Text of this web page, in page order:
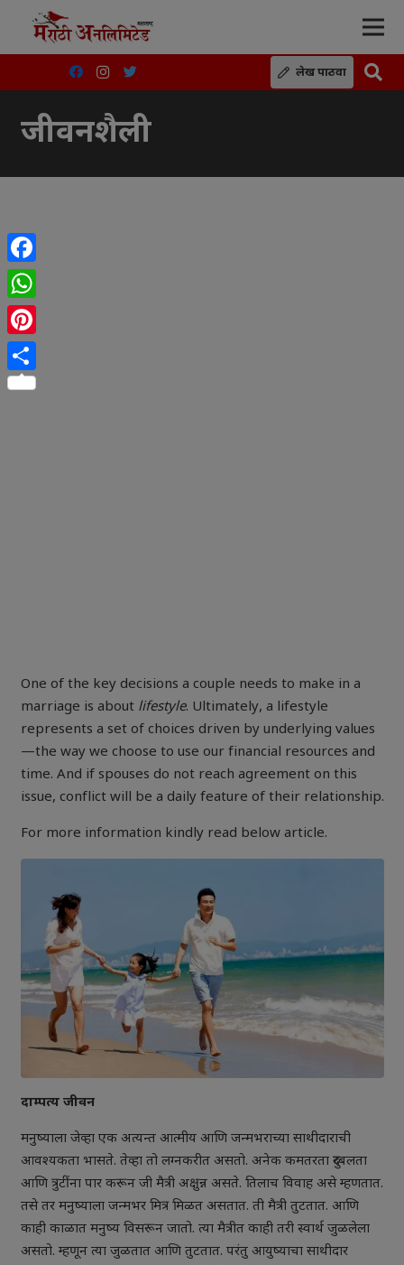
लेख पाठवा
जीवनशैली
One of the key decisions a couple needs to make in a
marriage is about lifestyle. Ultimately, a lifestyle
represents a set of choices driven by underlying values
—the way we choose to use our financial resources and
time. And if spouses do not reach agreement on this
issue, conflict will be a daily feature of their relationship.
For more information kindly read below article.
दाम्पत्य जीवन
मनुष्याला जेव्हा एक अत्यन्त आत्मीय आणि जन्मभराच्या साथीदाराची
आवश्यकता भासते. तेव्हा तो लग्नकरीत असतो. अनेक कमतरता दुरबलता
आणि त्रुटींना पार करून जी मैत्री अक्षुन्न असते. तिलाच विवाह असे म्हणतात.
तसे तर मनुष्याला जन्मभर मित्र मिळत असतात. ती मैत्री तुटतात. आणि
काही काळात मनुष्य विसरून जातो. त्या मैत्रीत काही तरी स्वार्थ जुळलेला
असतो. म्हणून त्या जुळतात आणि तुटतात. परंतु आयुष्याचा साथीदार
Facebook
WhatsApp
Pinterest
Share